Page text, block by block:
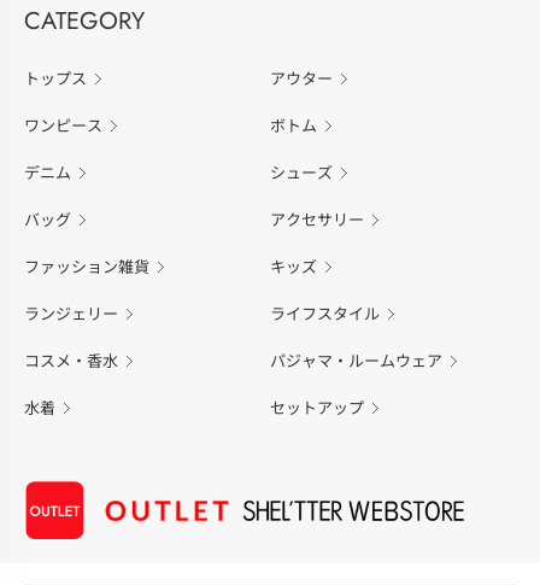
CATEGORY
トップス アウター
ワンピース ボトム
デニム シューズ
バッグ アクセサリー
ファッション雑貨 キッズ
ランジェリー ライフスタイル
コスメ・香水 パジャマ・ルームウェア
水着 セットアップ